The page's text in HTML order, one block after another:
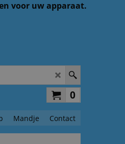
voor uw apparaat.
0
Mandje Contact